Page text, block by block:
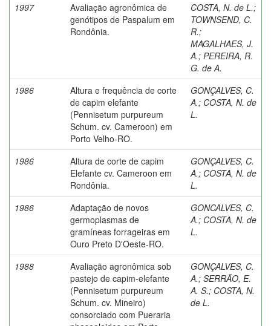
1997
Avaliação agronômica de
genótipos de Paspalum em
Rondônia.
COSTA, N. de L.;
TOWNSEND, C.
R.;
MAGALHAES, J.
A.; PEREIRA, R.
G. de A.
1986
Altura e frequência de corte
de capim elefante
(Pennisetum purpureum
Schum. cv. Cameroon) em
Porto Velho-RO.
GONÇALVES, C.
A.; COSTA, N. de
L.
1986
Altura de corte de capim
Elefante cv. Cameroon em
Rondônia.
GONÇALVES, C.
A.; COSTA, N. de
L.
1986
Adaptação de novos
germoplasmas de
gramíneas forrageiras em
Ouro Preto D'Oeste-RO.
GONCALVES, C.
A.; COSTA, N. de
L.
1988
Avaliação agronômica sob
pastejo de capim-elefante
(Pennisetum purpureum
Schum. cv. Mineiro)
consorciado com Pueraria
GONÇALVES, C.
A.; SERRÃO, E.
A. S.; COSTA, N.
de L.